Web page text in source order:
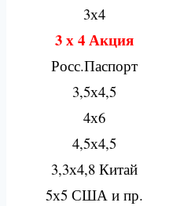
3х4
3 х 4 Акция
Росс.Паспорт
3,5х4,5
4х6
4,5х4,5
3,3х4,8 Китай
5х5 США и пр.